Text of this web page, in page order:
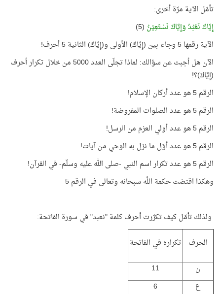
تأمّل الآية مرّة أخرى:
إِيَّاكَ نَعْبُدُ وَإِيَّاكَ نَسْتَعِيْنُ (5)
الآية رقمها 5 وجاء بين (إِيَّاكَ) الأولى و(إِيَّاكَ) الثانية 5 أحرف!
الآن هل أجبت عن سؤالك: لماذا تجلّى العدد 5000 من خلال تكرار أحرف
(إِيَّاكَ)؟!
الرقم 5 هو عدد أركان الإسلام!
الرقم 5 هو عدد الصلوات المفروضة!
الرقم 5 هو عدد أولي العزم من الرسل!
الرقم 5 هو عدد أوّل ما نزل به الوحي من آيات!
الرقم 5 هو عدد تكرار اسم النبي -صلى الله عليه وسلّم- في القرآن!
وهكذا اقتضت حكمة اللَّه سبحانه وتعالى في الرقم 5
ولذلك تأمّل كيف تكرّرت أحرف كلمة "نعبد" في سورة الفاتحة:
الحرف
تكراره في الفاتحة
ن
11
ع
6